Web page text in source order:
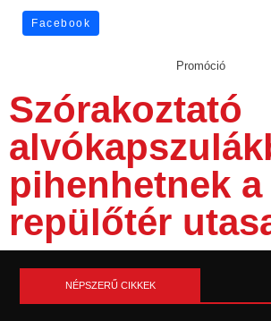
Facebook
Promóció
Szórakoztató
pihenhetnek
repülőtér
NÉPSZERŰ CIKKEK